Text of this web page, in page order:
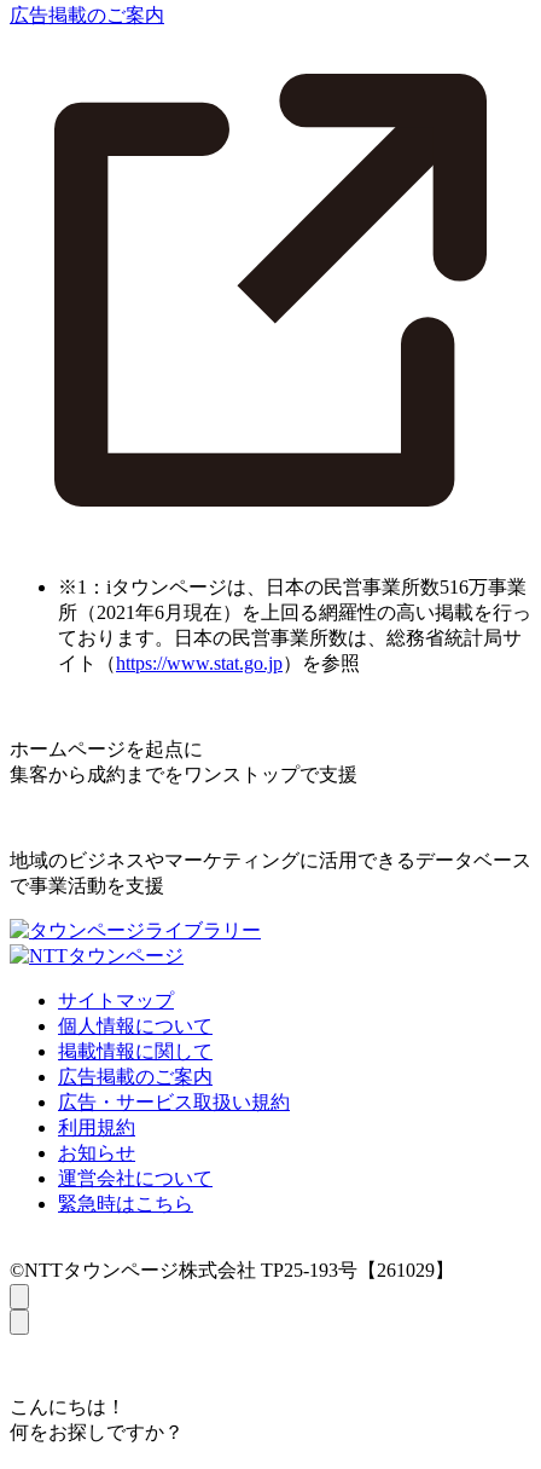
広告掲載のご案内
※1：iタウンページは、日本の民営事業所数516万事業
所（2021年6月現在）を上回る網羅性の高い掲載を行っ
ております。日本の民営事業所数は、総務省統計局サ
イト（https://www.stat.go.jp）を参照
ホームページを起点に
集客から成約までをワンストップで支援
地域のビジネスやマーケティングに活用できるデータベース
で事業活動を支援
サイトマップ
個人情報について
掲載情報に関して
広告掲載のご案内
広告・サービス取扱い規約
利用規約
お知らせ
運営会社について
緊急時はこちら
©NTTタウンページ株式会社 TP25-193号【261029】
こんにちは！
何をお探しですか？